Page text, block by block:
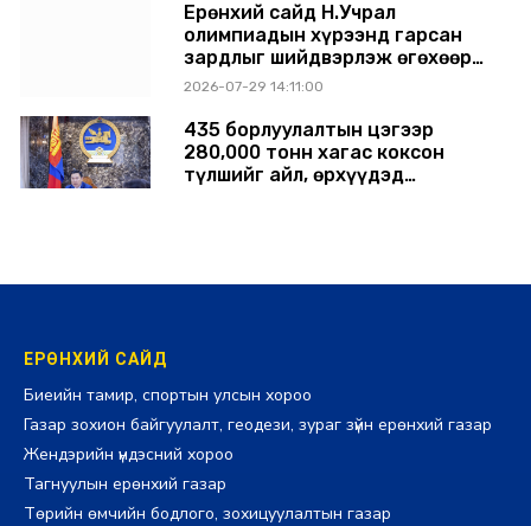
Ерөнхий сайд Н.Учрал
олимпиадын хүрээнд гарсан
зардлыг шийдвэрлэж өгөхөөр
болов
2026-07-29 14:11:00
435 борлуулалтын цэгээр
280,000 тонн хагас коксон
түлшийг айл, өрхүүдэд
ЕРӨНХИЙ САЙД
Биеийн тамир, спортын улсын хороо
Газар зохион байгуулалт, геодези, зураг зүйн ерөнхий газар
Жендэрийн үндэсний хороо
Тагнуулын ерөнхий газар
Төрийн өмчийн бодлого, зохицуулалтын газар